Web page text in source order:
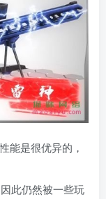
能是很优异的，
此仍然被一些玩